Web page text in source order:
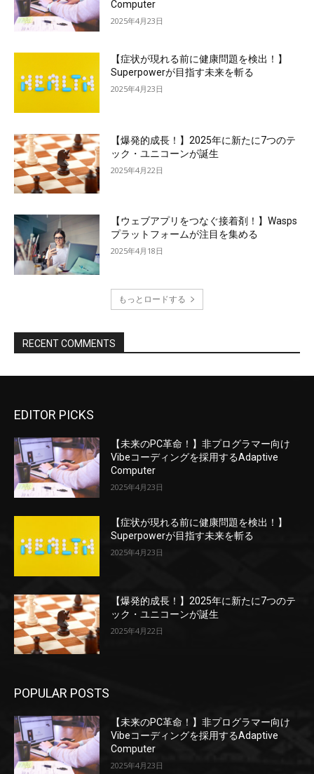
Computer
2025年4月23日
【症状が現れる前に健康問題を検出！】
Superpowerが目指す未来を斬る
2025年4月23日
【爆発的成長！】2025年に新たに7つのテ
ック・ユニコーンが誕生
2025年4月22日
【ウェブアプリをつなぐ接着剤！】Wasps
プラットフォームが注目を集める
2025年4月18日
もっとロードする
RECENT COMMENTS
EDITOR PICKS
【未来のPC革命！】非プログラマー向け
Vibeコーディングを採用するAdaptive
Computer
2025年4月23日
【症状が現れる前に健康問題を検出！】
Superpowerが目指す未来を斬る
2025年4月23日
【爆発的成長！】2025年に新たに7つのテ
ック・ユニコーンが誕生
2025年4月22日
POPULAR POSTS
【未来のPC革命！】非プログラマー向け
Vibeコーディングを採用するAdaptive
Computer
2025年4月23日